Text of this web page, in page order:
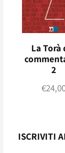
La Torà
2
€
ISCRIVITI